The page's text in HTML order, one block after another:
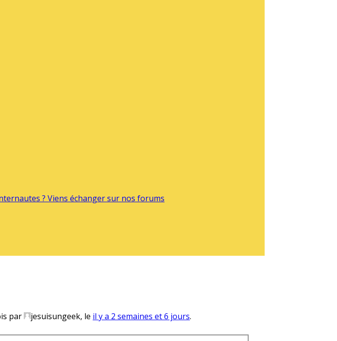
? Viens échanger sur nos forums
par jesuisungeek, le il y a 2 semaines et 6 jours.